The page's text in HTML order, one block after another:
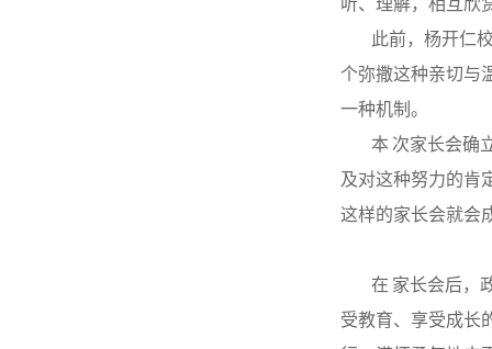
此前，杨开仁
个弥撒这种亲切与
一种机制。
本 次家长会确
及对这种努力的肯
这样的家长会就会
在 家长会后，
受教育、享受成长